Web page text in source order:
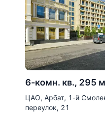
Торговые
Фитнесы
Ветеринарные
Все объекты
6-комн. кв., 295
ЦАО, Арбат, 1-й
переулок, 21